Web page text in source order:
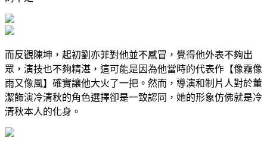
而反觀陳坤，起初劉亦菲對他並不感冒，覺得他外表不夠出
眾，演技也不夠精湛，這可能是因為他當時的代表作【像霧像
雨又像風】確實讓他大火了一把。然而，導演和制片人對於董
潔飾演冷清秋的角色選擇卻是一致認同，她的形象仿佛就是冷
清秋本人的化身。